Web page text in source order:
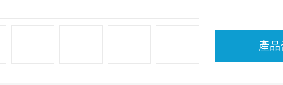
產品